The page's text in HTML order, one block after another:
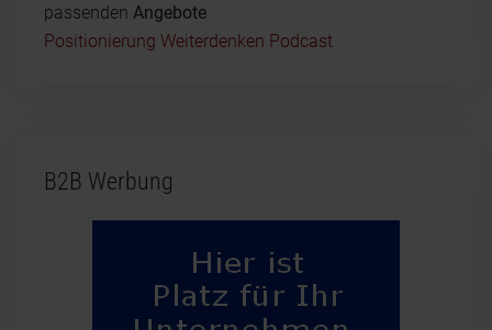
passenden Angebote
Positionierung Weiterdenken Podcast
B2B Werbung